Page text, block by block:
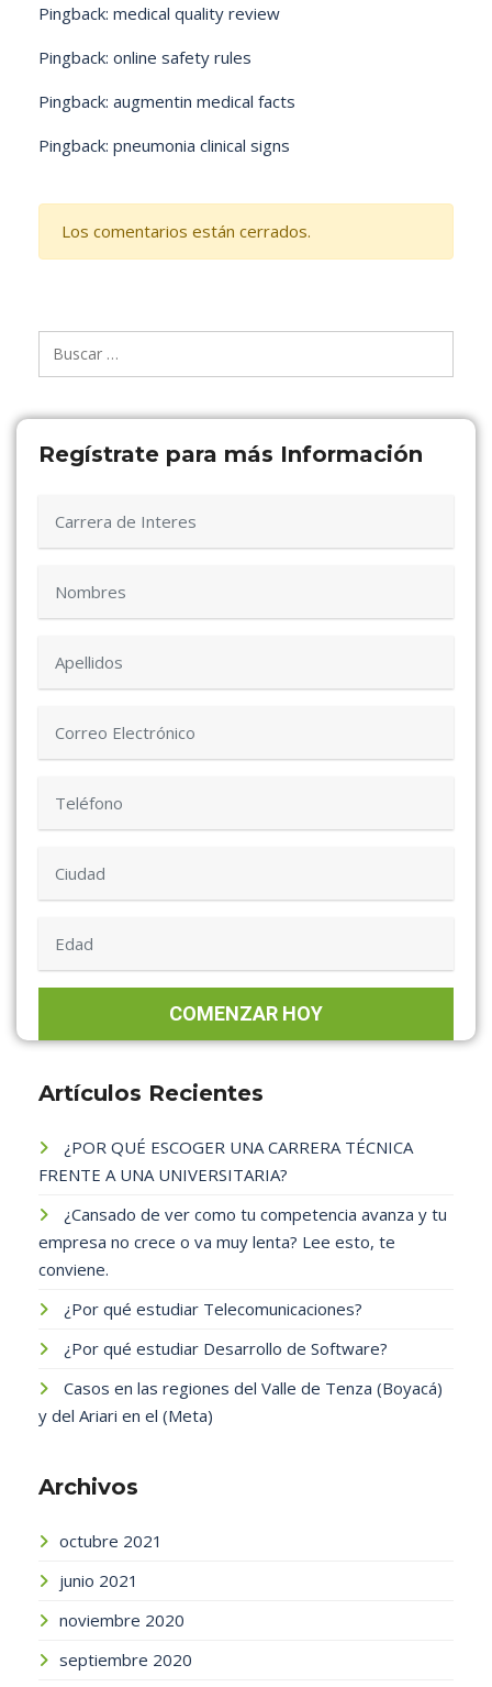
Pingback: medical quality review
Pingback: online safety rules
Pingback: augmentin medical facts
Pingback: pneumonia clinical signs
Los comentarios están cerrados.
Buscar:
Regístrate para más Información
Artículos Recientes
¿POR QUÉ ESCOGER UNA CARRERA TÉCNICA
FRENTE A UNA UNIVERSITARIA?
¿Cansado de ver como tu competencia avanza y tu
empresa no crece o va muy lenta? Lee esto, te
conviene.
¿Por qué estudiar Telecomunicaciones?
¿Por qué estudiar Desarrollo de Software?
Casos en las regiones del Valle de Tenza (Boyacá)
y del Ariari en el (Meta)
Archivos
octubre 2021
junio 2021
noviembre 2020
septiembre 2020